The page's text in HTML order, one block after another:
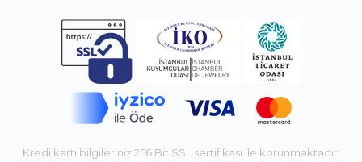
Kredi kartı bilgileriniz 256 Bit SSL sertifikası ile korunmaktadır.